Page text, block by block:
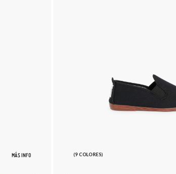
MÁS INFO (9 COLORES)